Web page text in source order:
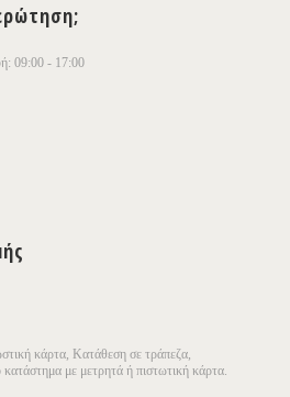
09:00 - 17:00
κάρτα, Κατάθεση σε τράπεζα,
με μετρητά ή πιστωτική κάρτα.